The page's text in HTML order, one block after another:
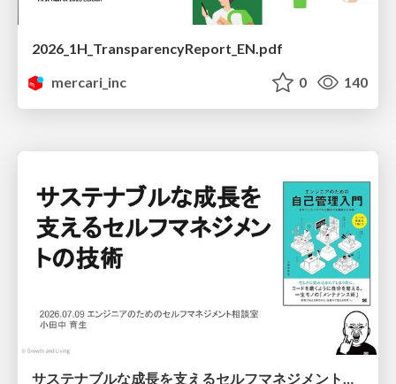
2026_1H_TransparencyReport_EN.pdf
mercari_inc
0 140